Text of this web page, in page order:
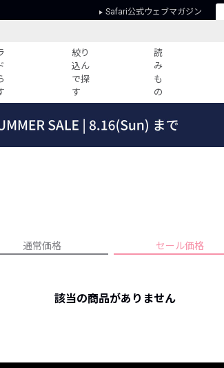
Safari公式ウェブマガジン
絞り
込ん
で探
す
読
み
も
の
事
ランキング
スブランド
プライバシーポリシー
通常価格 セール価格
該当の商品がありません